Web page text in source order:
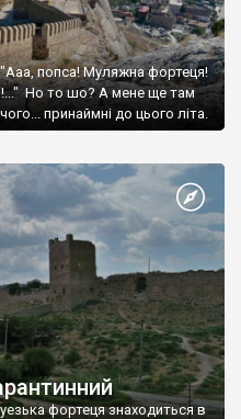
попса! Муляжна фортеця!
Но то шо? А мене ще там
принаймні до цього літа.
фортеця знаходиться в